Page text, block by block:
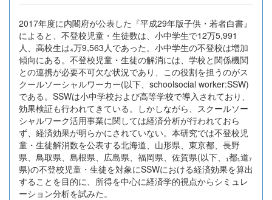
2017年度に内閣府が公表した『平成29年版子供・若者白書』
によると、不登校児童・生徒数は、小中学生で12万5,991
人、高校生は₄万9,563人であった。小中学生の不登校は増加
傾向にある。不登校児童・生徒の解消には、学校と関係機関
との連携が必要不可欠な状況であり、この役割を担うのがス
クールソーシャルワーカー(以下、schoolsocial worker:SSW)
である。SSWは小中学校および高等学校で導入されており、
効果検証も行われてきている。しかしながら、スクールソー
シャルワーク活用事業に関しては経済分析が行われておら
ず、経済効果が明らかにされていない。本研究では不登校児
童・生徒解消数を公表する北海道、山形県、東京都、長野
県、鳥取県、島根県、広島県、福岡県、佐賀県(以下、₁都₁道₇
県)の不登校児童・生徒を対象にSSWにおける経済効果を算出
することを目的に、所得を中心に経済学的視点からシミュレ
ーション分析を試みた。